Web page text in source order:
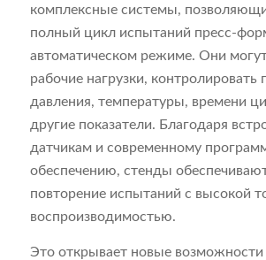
комплексные системы,
полный цикл испытаний пресс-
автоматическом режиме. Они
рабочие нагрузки, контролировать
давления, температуры, времени
другие показатели. Благодаря
датчикам и современному
обеспечению, стенды
повторение испытаний с высокой
воспроизводимостью.
Это открывает новые возможности